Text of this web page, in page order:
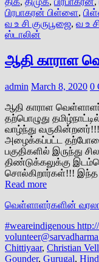
பிரபாகரன் பிள்ளை,
வ உ சி குருபூஜை, வ உ
ஸ்டாலின்
ஆதி காராள
admin March 8, 2020 0
ஆதி காராள
தற்பொழுது
வாழ்ந்து
அழைக்கப்பட்ட தற்போதை
பகுதிகளில் இருந்து
திண்டுக்கலுக்கு
சொல்கிறார்கள்!!! இந்த
Read more
வெள்ளாளர்களின்
#weareindigenous
Chittiyaar, Christian
Gounder, Gurugal,